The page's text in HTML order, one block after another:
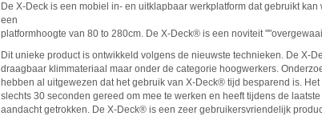
De X-Deck is een mobiel in- en uitklapbaar werkplatform dat gebruikt
een
platformhoogte van 80 to 280cm. De X-Deck® is een noviteit
Dit unieke product is ontwikkeld volgens de nieuwste technieken. De X-
draagbaar klimmateriaal maar onder de categorie hoogwerkers.
hebben al uitgewezen dat het gebruik van X-Deck® tijd besparend is. Het
slechts 30 seconden gereed om mee te werken en heeft tijdens de laatste
aandacht getrokken. De X-Deck® is een zeer gebruikersvriendelijk